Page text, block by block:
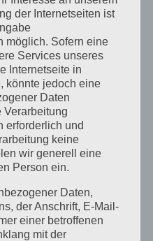
Zusammenarbeit
Kompetenzen
der Internetseiten ist
möglich. Sofern eine
Services unseres
Internetseite in
könnte jedoch eine
Daten
Verarbeitung
erforderlich und
keine
wir generell eine
Person ein.
Daten,
der Anschrift, E-Mail-
einer betroffenen
mit der